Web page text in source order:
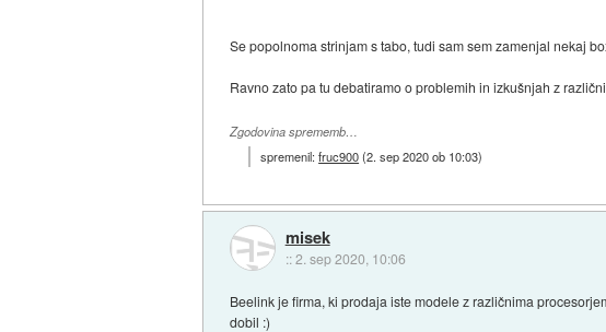
Se popolnoma strinjam s tabo, tudi sam sem zamenjal nekaj
Ravno zato pa tu debatiramo o problemih in izkušnjah z
Zgodovina sprememb…
spremenil:fruc900(2. sep 2020 ob 10:03)
misek
::2. sep 2020, 10:06
Beelink je firma, ki prodaja iste modele z različnima
dobil :)